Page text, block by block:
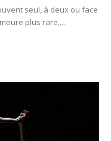
seul, à deux ou face
plus rare,...